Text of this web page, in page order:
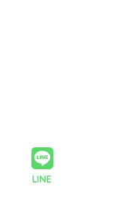
LINE